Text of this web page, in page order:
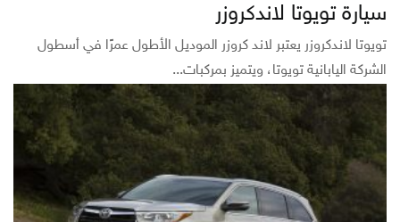
سيارة تويوتا لاندكروزر
تويوتا لاندكروزر يعتبر لاند كروزر الموديل الأطول عمرًا في أسطول
الشركة اليابانية تويوتا، ويتميز بمركبات...